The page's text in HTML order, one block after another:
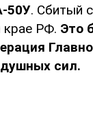
50У. Сбитый
крае РФ. Это
сил.